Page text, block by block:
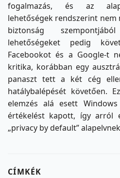
fogalmazás, és az
lehetőségek rendszerint
biztonság
lehetőségeket pedig
Facebookot és a Google-t
kritika, korábban egy
panaszt tett a két cég
hatálybalépését követően.
elemzés alá esett
értékelést kapott, így arról
„privacy by default”
CÍMKÉK